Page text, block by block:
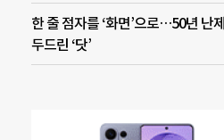
한 줄 점자를 ‘화면’으로…50년 난
두드린 ‘닷’